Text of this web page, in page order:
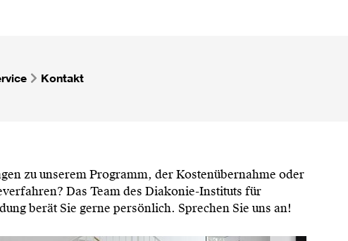
Kontakt
zu unserem Programm, der Kostenübernahme oder
Das Team des Diakonie-Instituts für
berät Sie gerne persönlich. Sprechen Sie uns an!